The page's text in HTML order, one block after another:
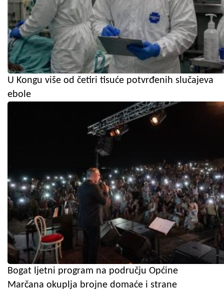
U Kongu više od četiri tisuće potvrđenih slučajeva
ebole
Bogat ljetni program na području Općine
Marčana okuplja brojne domaće i strane